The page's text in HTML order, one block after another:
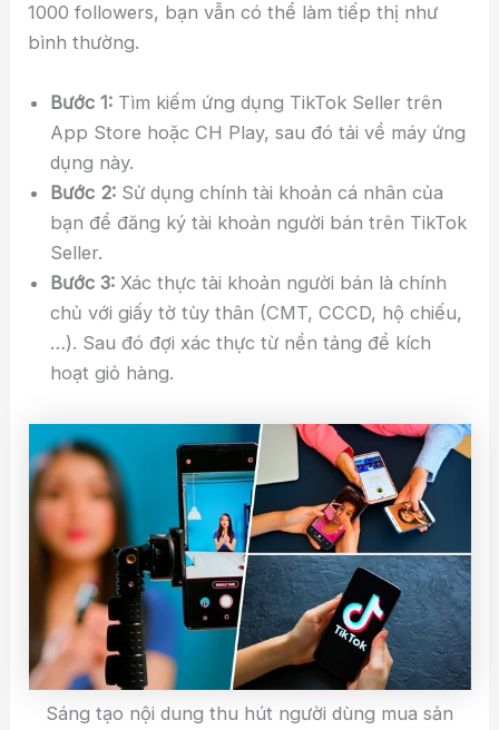
1000 followers, bạn vẫn có thể làm tiếp thị như
bình thường.
Bước 1: Tìm kiếm ứng dụng TikTok Seller trên
App Store hoặc CH Play, sau đó tải về máy ứng
dụng này.
Bước 2: Sử dụng chính tài khoản cá nhân của
bạn để đăng ký tài khoản người bán trên TikTok
Seller.
Bước 3: Xác thực tài khoản người bán là chính
chủ với giấy tờ tùy thân (CMT, CCCD, hộ chiếu,
…). Sau đó đợi xác thực từ nền tảng để kích
hoạt giỏ hàng.
Sáng tạo nội dung thu hút người dùng mua sản